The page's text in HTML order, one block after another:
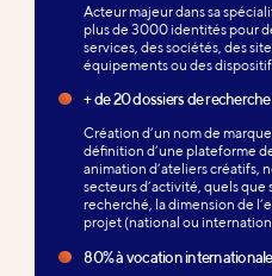
Acteur majeur dans sa
plus de 3000 identités pour
services, des sociétés, des
équipements ou des
+ de 20 dossiers de
Création d’un nom de
définition d’une plateforme
animation d’ateliers créatifs,
secteurs d’activité, quels
recherché, la dimension de
projet (national ou
80% à vocation internationale